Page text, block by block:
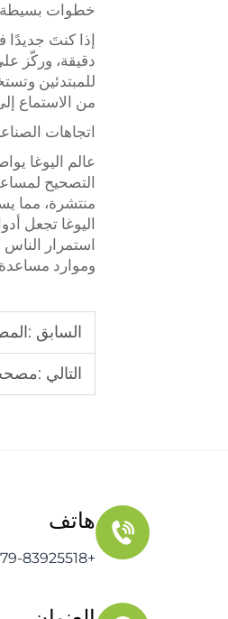
خطوات بسيطة
دقيقة، وركّز
للمبتدئين
من الاستماع
اتجاهات
عالم اليوغا
التصحيح
منتشرة، مما
اليوغا تجعل
استمرار
وموارد
السابق :
التالي :
هاتف
+86-579-83925518